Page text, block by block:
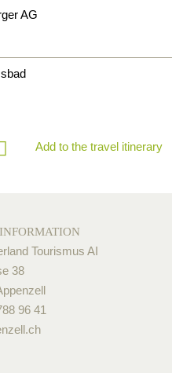
AG
Add to the travel itinerary
Tourismus AI
38
96 41